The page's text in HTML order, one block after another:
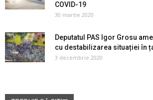
COVID-19
30 martie 2020
Deputatul PAS Igor Grosu
cu destabilizarea situației în
3 decembrie 2020